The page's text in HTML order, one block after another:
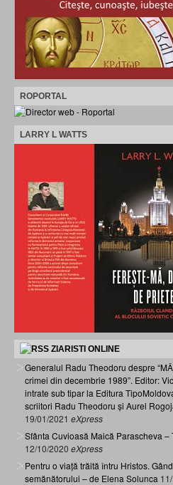
ROPORTAL
LARRY L WATTS
ZIARISTI ONLINE
Generalul Radu Theodoru despre
crimei din decembrie 1989”. Editor:
intrate sub tipar la Editura
scriitori Radu Theodoru și Aurel
19/01/2021 eXpress
Sfânta Cuvioasă Maică Parascheva
12/10/2020 eXpress
Pentru o viață trăită întru Hristos.
semănătorului – de Elena Solunca